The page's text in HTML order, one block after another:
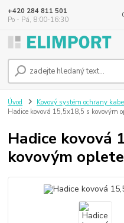
+420 284 811 501
Po - Pá, 8:00-16:30
Úvod Kovový systém ochrany
Hadice kovová 15,5x18,5 s kovovým
Hadice kovová
kovovým